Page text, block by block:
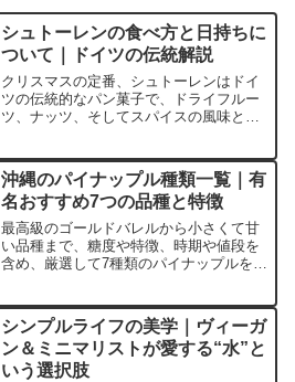
シュトーレンの食べ方と日持ちに
ついて｜ドイツの伝統解説
クリスマスの定番、シュトーレンはドイ
ツの伝統的なパン菓子で、ドライフルー
ツ、ナッツ、そしてスパイスの風味と雪
で日持ちが効き、クリスマス前の4週間で
少しずつ食べ進める風習があります。
沖縄のパイナップル種類一覧｜有
名おすすめ7つの品種と特徴
最高級のゴールドバレルから小さくて甘
い品種まで、糖度や特徴、時期や値段を
含め、厳選して7種類のパイナップルを一
も人気が高いです。
シンプルライフの美学｜ヴィーガ
ン＆ミニマリストが愛する“水”と
いう選択肢